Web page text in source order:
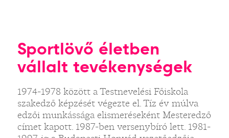
Sportlövő életben
vállalt tevékenységek
1974-1978 között a Testnevelési Főiskola
szakedző képzését végezte el. Tíz év múlva
edzői munkássága elismeréseként Mesteredző
címet kapott. 1987-ben versenybíró lett. 1981-